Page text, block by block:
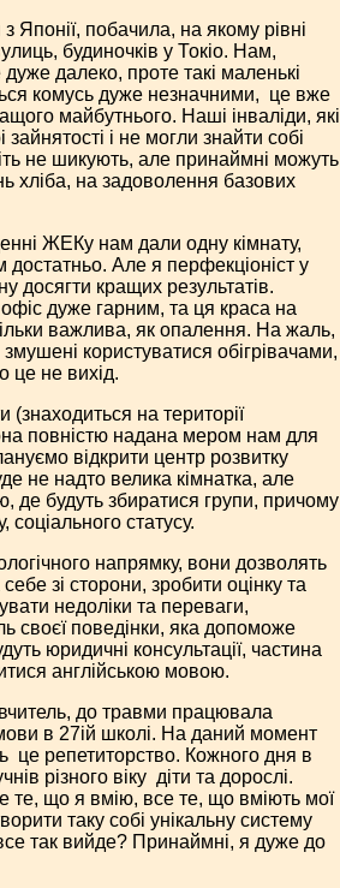
побачила, на якому рівні
будиночків у Токіо. Нам,
далеко, проте такі маленькі
комусь дуже незначними, ­ це вже
майбутнього. Наші інваліди, які
зайнятості і не могли знайти собі
не шикують, але принаймні можуть
хліба, на задоволення базових
ЖЕКу нам дали одну кімнату,
достатньо. Але я перфекціоніст у
досягти кращих результатів.
дуже гарним, та ця краса на
важлива, як опалення. На жаль,
користуватися обігрівачами,
це не вихід.
(знаходиться на території
повністю надана мером нам для
відкрити центр розвитку
не надто велика кімнатка, але
де будуть збиратися групи, причому
соціального статусу.
напрямку, вони дозволять
зі сторони, зробити оцінку та
недоліки та переваги,
своєї поведінки, яка допоможе
юридичні консультації, частина
англійською мовою.
до травми працювала
в 27­ій школі. На даний момент
це репетиторство. Кожного дня в
різного віку ­ діти та дорослі.
те, що я вмію, все те, що вміють мої
таку собі унікальну систему
так вийде? Принаймні, я дуже до